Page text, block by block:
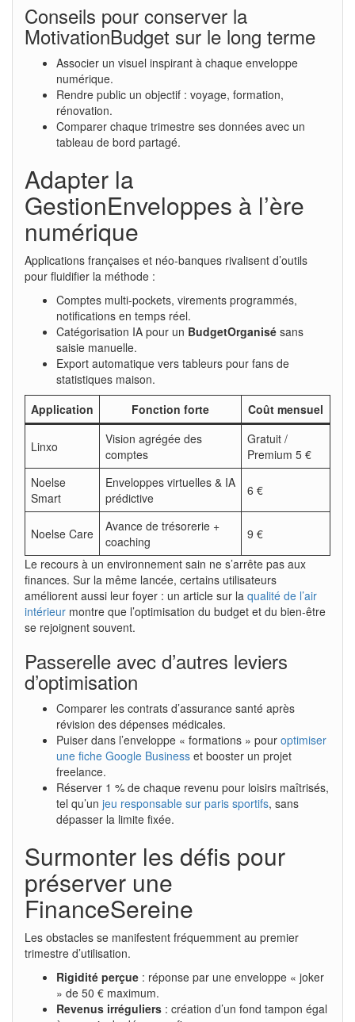
Conseils pour conserver la
MotivationBudget sur le long terme
Associer un visuel inspirant à chaque enveloppe
numérique.
Rendre public un objectif : voyage, formation,
rénovation.
Comparer chaque trimestre ses données avec un
tableau de bord partagé.
Adapter la
GestionEnveloppes à l’ère
numérique
Applications françaises et néo-banques rivalisent d’outils
pour fluidifier la méthode :
Comptes multi-pockets, virements programmés,
notifications en temps réel.
Catégorisation IA pour un BudgetOrganisé sans
saisie manuelle.
Export automatique vers tableurs pour fans de
statistiques maison.
Application
Fonction forte Coût mensuel
Linxo
Vision agrégée des
comptes
Gratuit /
Premium 5 €
Noelse
Smart
Enveloppes virtuelles & IA
prédictive
6 €
Noelse Care
Avance de trésorerie +
coaching
9 €
Le recours à un environnement sain ne s’arrête pas aux
finances. Sur la même lancée, certains utilisateurs
améliorent aussi leur foyer : un article sur la qualité de l’air
intérieur montre que l’optimisation du budget et du bien-être
se rejoignent souvent.
Passerelle avec d’autres leviers
d’optimisation
Comparer les contrats d’assurance santé après
révision des dépenses médicales.
Puiser dans l’enveloppe « formations » pour optimiser
une fiche Google Business et booster un projet
freelance.
Réserver 1 % de chaque revenu pour loisirs maîtrisés,
tel qu’un jeu responsable sur paris sportifs, sans
dépasser la limite fixée.
Surmonter les défis pour
préserver une
FinanceSereine
Les obstacles se manifestent fréquemment au premier
trimestre d’utilisation.
Rigidité perçue : réponse par une enveloppe « joker
» de 50 € maximum.
Revenus irréguliers : création d’un fond tampon égal